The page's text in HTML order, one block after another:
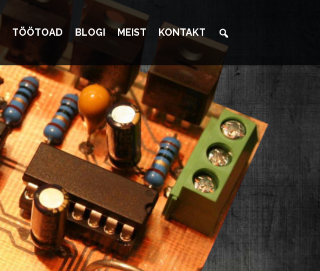
TÖÖTOAD BLOGI MEIST KONTAKT